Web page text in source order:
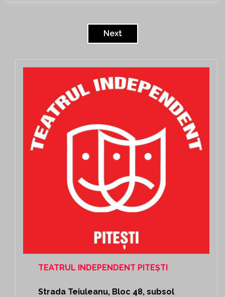
Next
TEATRUL INDEPENDENT PITEȘTI
Strada Teiuleanu, Bloc 48, subsol